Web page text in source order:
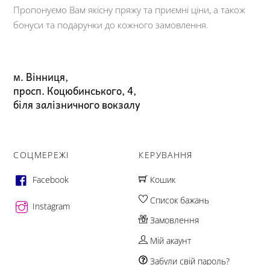
Пропонуємо Вам якісну пряжу та приємні ціни, а також
бонуси та подарунки до кожного замовлення.
м. Вінниця,
просп. Коцюбинського, 4,
біля залізничного вокзалу
СОЦМЕРЕЖІ
Facebook
Instagram
КЕРУВАННЯ
Кошик
Список бажань
Замовлення
Мій акаунт
Забули свій пароль?